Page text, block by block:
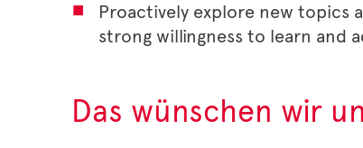
Proactively explore new topics
strong willingness to learn and
Das wünschen wir